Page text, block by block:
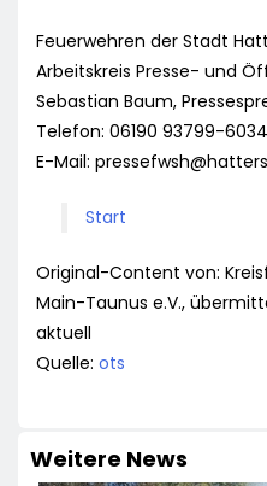
Feuerwehren der Stadt
Arbeitskreis Presse- und
Sebastian Baum,
Telefon: 06190 93799-6034
E-Mail:
Start
Original-Content von:
Main-Taunus e.V.,
aktuell
Quelle: ots
Weitere News